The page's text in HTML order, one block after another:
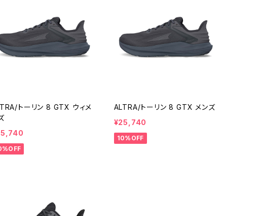
トーリン 8 GTX ウィメ
ALTRA/トーリン 8 GTX メンズ
¥25,740
10%OFF